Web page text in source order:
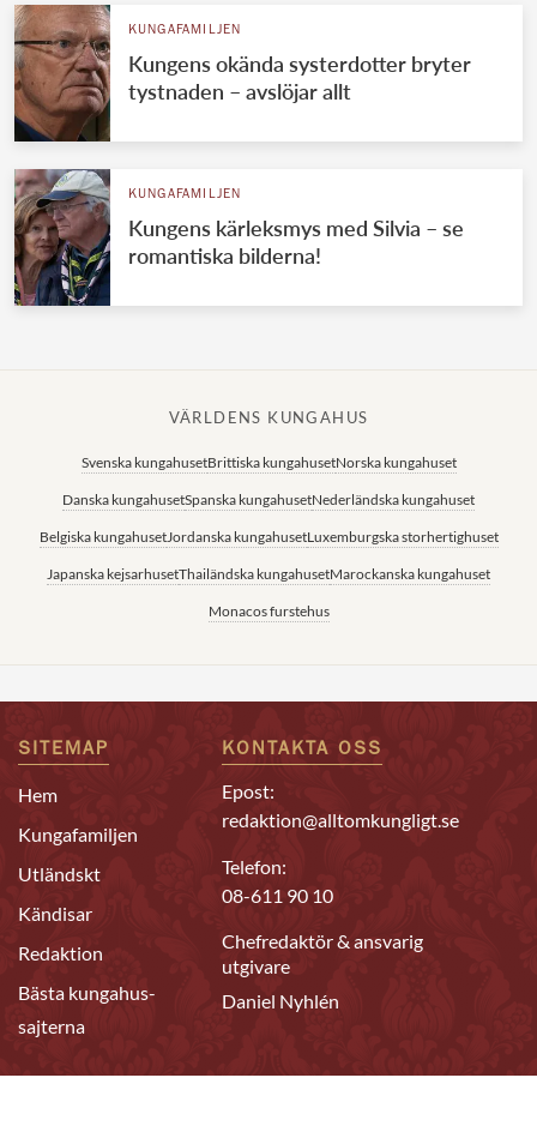
KUNGAFAMILJEN
Kungens okända systerdotter bryter
tystnaden – avslöjar allt
KUNGAFAMILJEN
Kungens kärleksmys med Silvia – se
romantiska bilderna!
VÄRLDENS KUNGAHUS
Svenska kungahusetBrittiska kungahusetNorska kungahuset
Danska kungahusetSpanska kungahusetNederländska kungahuset
Belgiska kungahusetJordanska kungahusetLuxemburgska storhertighuset
Japanska kejsarhusetThailändska kungahusetMarockanska kungahuset
Monacos furstehus
SITEMAP
Hem
Kungafamiljen
Utländskt
Kändisar
Redaktion
Bästa kungahus-
sajterna
KONTAKTA OSS
Epost:
redaktion@alltomkungligt.se
Telefon:
08-611 90 10
Chefredaktör & ansvarig
utgivare
Daniel Nyhlén